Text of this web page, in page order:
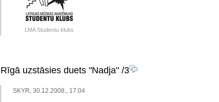
LMA Studentu klubs
Rīgā uzstāsies duets "Nadja"/3
SKYR, 30.12.2008., 17:04